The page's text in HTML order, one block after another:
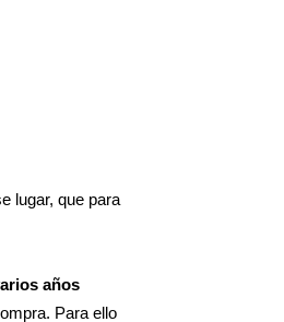
lugar, que para
años
Para ello